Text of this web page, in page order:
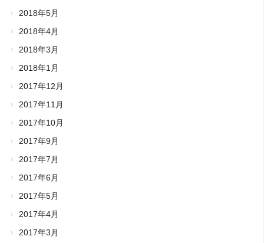
2018年5月
2018年4月
2018年3月
2018年1月
2017年12月
2017年11月
2017年10月
2017年9月
2017年7月
2017年6月
2017年5月
2017年4月
2017年3月